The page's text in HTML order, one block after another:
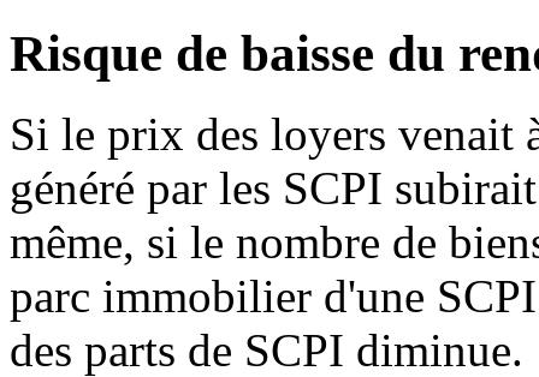
Risque de baisse du
Si le prix des loyers venait
généré par les SCPI
même, si le nombre de
parc immobilier d'une
des parts de SCPI diminue.